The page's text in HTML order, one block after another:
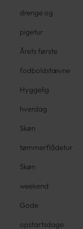
drenge og
pigetur
Årets første
fodboldstævne
Hyggelig
hverdag
Skøn
tømmerflådetur
Skøn
weekend
Gode
opstartsdage